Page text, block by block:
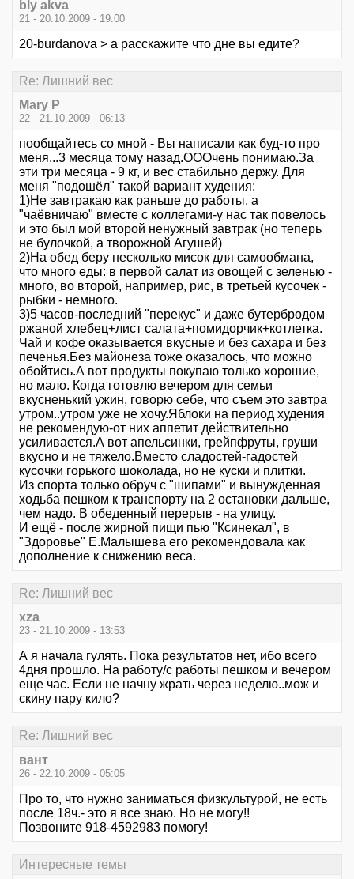
bly akva
21 - 20.10.2009 - 19:00
20-burdanova > а расскажите что дне вы едите?
Re: Лишний вес
Mary P
22 - 21.10.2009 - 06:13
пообщайтесь со мной - Вы написали как буд-то про
меня...3 месяца тому назад.ОООчень понимаю.За
эти три месяца - 9 кг, и вес стабильно держу. Для
меня "подошёл" такой вариант худения:
1)Не завтракаю как раньше до работы, а
"чаёвничаю" вместе с коллегами-у нас так повелось
и это был мой второй ненужный завтрак (но теперь
не булочкой, а творожной Агушей)
2)На обед беру несколько мисок для самообмана,
что много еды: в первой салат из овощей с зеленью -
много, во второй, например, рис, в третьей кусочек -
рыбки - немного.
3)5 часов-последний "перекус" и даже бутербродом
ржаной хлебец+лист салата+помидорчик+котлетка.
Чай и кофе оказывается вкусные и без сахара и без
печенья.Без майонеза тоже оказалось, что можно
обойтись.А вот продукты покупаю только хорошие,
но мало. Когда готовлю вечером для семьи
вкусненький ужин, говорю себе, что съем это завтра
утром..утром уже не хочу.Яблоки на период худения
не рекомендую-от них аппетит действительно
усиливается.А вот апельсинки, грейпфруты, груши
вкусно и не тяжело.Вместо сладостей-гадостей
кусочки горького шоколада, но не куски и плитки.
Из спорта только обруч с "шипами" и вынужденная
ходьба пешком к транспорту на 2 остановки дальше,
чем надо. В обеденный перерыв - на улицу.
И ещё - после жирной пищи пью "Ксинекал", в
"Здоровье" Е.Малышева его рекомендовала как
дополнение к снижению веса.
Re: Лишний вес
xza
23 - 21.10.2009 - 13:53
А я начала гулять. Пока результатов нет, ибо всего
4дня прошло. На работу/с работы пешком и вечером
еще час. Если не начну жрать через неделю..мож и
скину пару кило?
Re: Лишний вес
вант
26 - 22.10.2009 - 05:05
Про то, что нужно заниматься физкультурой, не есть
после 18ч.- это я все знаю. Но не могу!!
Позвоните 918-4592983 помогу!
Интересные темы